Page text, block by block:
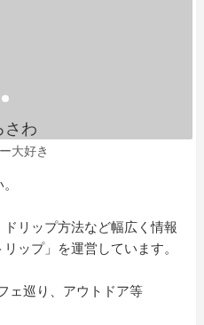
さわ
大好き
リップ方法など幅広く情報
ップ」を運営しています。
ェ巡り、アウトドア等